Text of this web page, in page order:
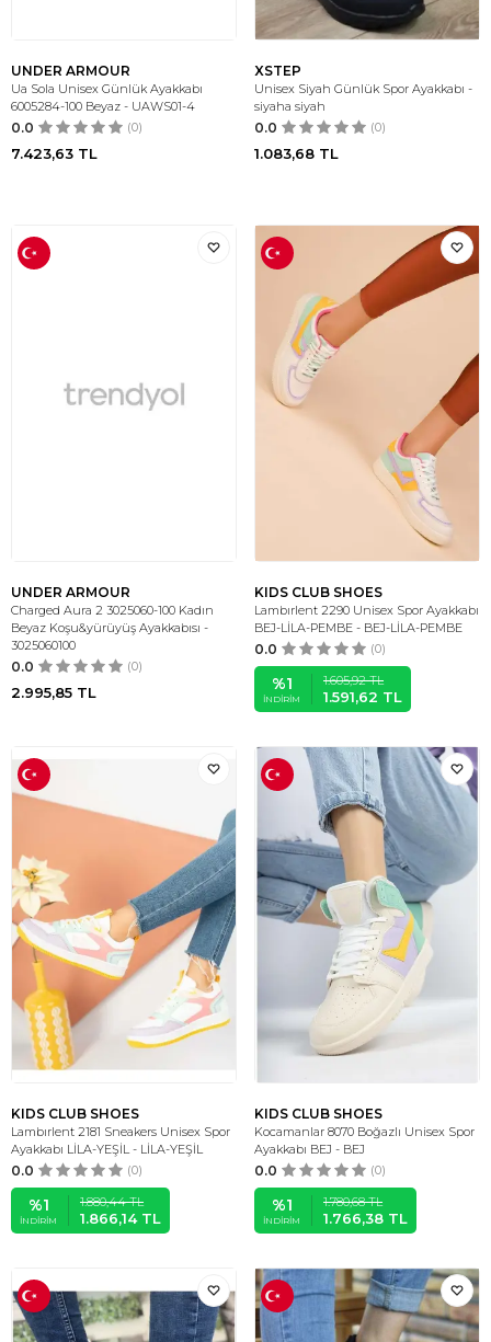
UNDER ARMOUR
Ua Sola Unisex Günlük Ayakkabı
6005284-100 Beyaz - UAWS01-4
0.0 (0)
7.423,63 TL
XSTEP
Unisex Siyah Günlük Spor Ayakkabı -
siyaha siyah
0.0 (0)
1.083,68 TL
UNDER ARMOUR
Charged Aura 2 3025060-100 Kadın
Beyaz Koşu&yürüyüş Ayakkabısı -
3025060100
0.0 (0)
2.995,85 TL
KIDS CLUB SHOES
Lambırlent 2290 Unisex Spor Ayakkabı
BEJ-LİLA-PEMBE - BEJ-LİLA-PEMBE
0.0 (0)
%1
İNDIRIM
1.605,92TL
1.591,62 TL
KIDS CLUB SHOES
Lambırlent 2181 Sneakers Unisex Spor
Ayakkabı LİLA-YEŞİL - LİLA-YEŞİL
0.0 (0)
%1
İNDIRIM
1.880,44TL
1.866,14TL
KIDS CLUB SHOES
Kocamanlar 8070 Boğazlı Unisex Spor
Ayakkabı BEJ - BEJ
0.0 (0)
%1
İNDIRIM
1.780,68TL
1.766,38 TL